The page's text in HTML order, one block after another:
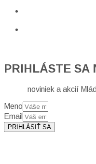
PRIHLÁSTE SA
noviniek a akcií
Meno
Email
PRIHLÁSIŤ SA